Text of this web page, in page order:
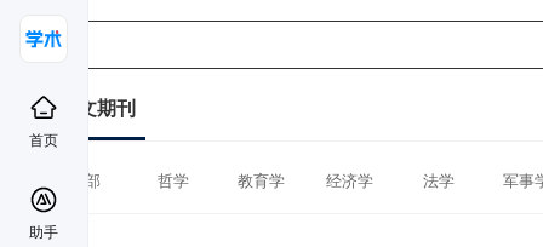
首页
助手
中文期刊
全部 哲学 教育学 经济学 法学 军事